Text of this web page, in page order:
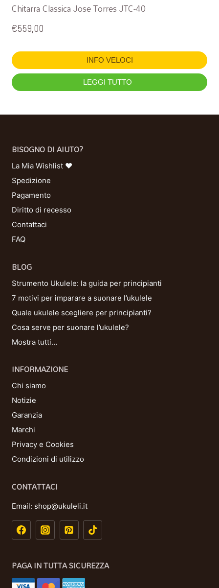
Chitarra Classica Jose Torres JTC-40
€559,00
INFO VELOCI
LEGGI TUTTO
BISOGNO DI AIUTO?
La Mia Wishlist ❤
Spedizione
Pagamento
Diritto di recesso
Contattaci
FAQ
BLOG
Strumento Ukulele: la guida per principianti
7 motivi per imparare a suonare l’ukulele
Quale ukulele scegliere per principianti?
Cosa serve per suonare l’ukulele?
Mostra tutti…
INFORMAZIONE
Chi siamo
Notizie
Garanzia
Marchi
Privacy e Cookies
Condizioni di utilizzo
CONTATTACI
Email: shop@ukuleli.it
PAGA IN TUTTA SICUREZZA